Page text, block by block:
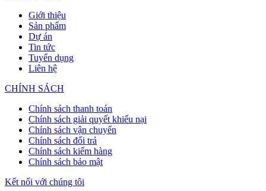
Giới thiệu
Sản phẩm
Dự án
Tin tức
Tuyển dụng
Liên hệ
CHÍNH SÁCH
Chính sách thanh toán
Chính sách giải quyết khiếu nại
Chính sách vận chuyển
Chính sách đổi trả
Chính sách kiểm hàng
Chính sách bảo mật
Kết nối với chúng tôi